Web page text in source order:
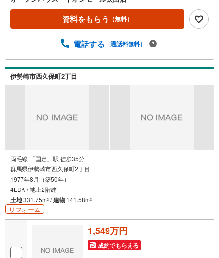
いただけますとスムーズにご案内が可能です。◎現地のご
案内について・平日や夜遅い時間帯もご案内が可能 ※定休
日を除く・経験豊富なスタッフが物件詳細を丁寧にご説明
で送迎します。・チャイルドシートのご用意ございます。
いう方も大歓迎です！年間8000棟以上の限定物件を発表し
ているオープンハウスだから出会える物件が多数ございま
ープンハウス・ディベロップメントの物件
資料をもらう （無料）
電話する （通話料無料）
伊勢崎市西久保町2丁目
両毛線 「国定」駅 徒歩35分
群馬県伊勢崎市西久保町2丁目
1977年8月（築50年）
4LDK / 地上2階建
土地331.75m2 /建物 141.58m2
リフォーム
1,549万円
成約でもらえる